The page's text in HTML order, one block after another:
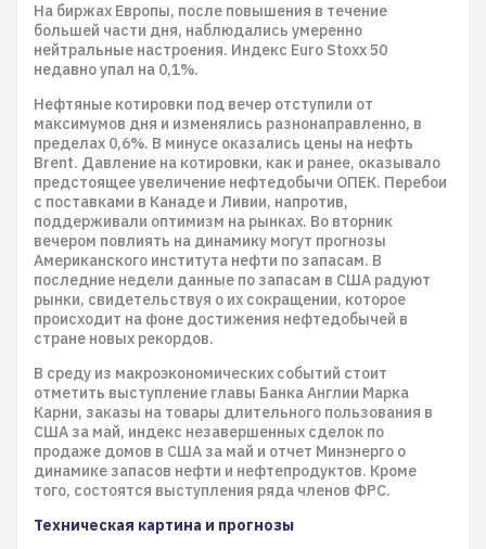
На биржах Европы, после повышения в течение
большей части дня, наблюдались умеренно
нейтральные настроения. Индекс Euro Stoxx 50
недавно упал на 0,1%.
Нефтяные котировки под вечер отступили от
максимумов дня и изменялись разнонаправленно, в
пределах 0,6%. В минусе оказались цены на нефть
Brent. Давление на котировки, как и ранее, оказывало
предстоящее увеличение нефтедобычи ОПЕК. Перебои
с поставками в Канаде и Ливии, напротив,
поддерживали оптимизм на рынках. Во вторник
вечером повлиять на динамику могут прогнозы
Американского института нефти по запасам. В
последние недели данные по запасам в США радуют
рынки, свидетельствуя о их сокращении, которое
происходит на фоне достижения нефтедобычей в
стране новых рекордов.
В среду из макроэкономических событий стоит
отметить выступление главы Банка Англии Марка
Карни, заказы на товары длительного пользования в
США за май, индекс незавершенных сделок по
продаже домов в США за май и отчет Минэнерго о
динамике запасов нефти и нефтепродуктов. Кроме
того, состоятся выступления ряда членов ФРС.
Техническая картина и прогнозы